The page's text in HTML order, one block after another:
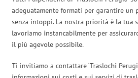
adeguatamente formati per garantire un
senza intoppi. La nostra priorità è la tua
lavoriamo instancabilmente per
il più agevole possibile.
Ti invitiamo a contattare ‘Traslochi